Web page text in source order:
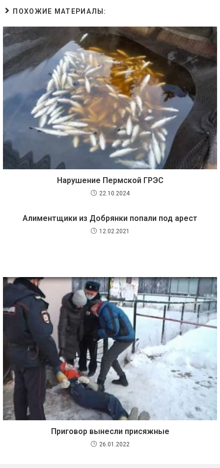
ПОХОЖИЕ МАТЕРИАЛЫ:
Нарушение Пермской ГРЭС
22.10.2024
Алиментщики из Добрянки попали под арест
12.02.2021
Приговор вынесли присяжные
26.01.2022